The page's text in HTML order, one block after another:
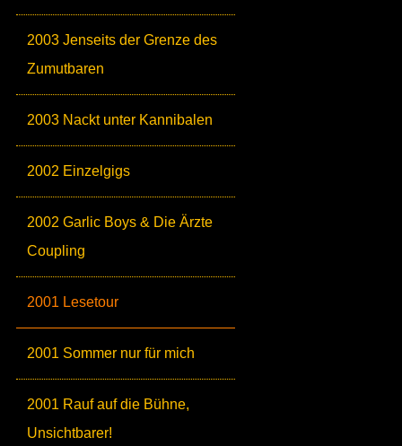
2003 Jenseits der Grenze des
Zumutbaren
2003 Nackt unter Kannibalen
2002 Einzelgigs
2002 Garlic Boys & Die Ärzte
Coupling
2001 Lesetour
2001 Sommer nur für mich
2001 Rauf auf die Bühne,
Unsichtbarer!